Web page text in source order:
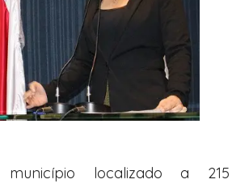
localizado a 215